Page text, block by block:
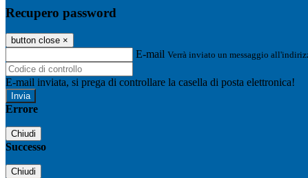
Recupero password
button close ×
E-mail Verrà inviato un messaggio
E-mail inviata, si prega di controllare la casella di posta elettronica!
Errore
Chiudi
Successo
Chiudi